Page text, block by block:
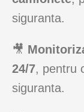
siguranta.
🎥
24/7, pentru
siguranta.